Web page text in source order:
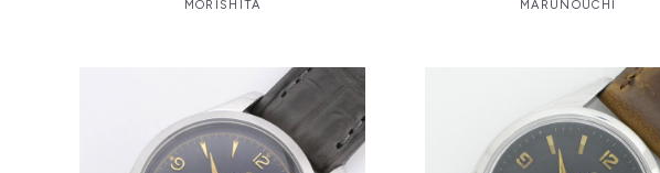
MORISHITA
MARUNOUCHI